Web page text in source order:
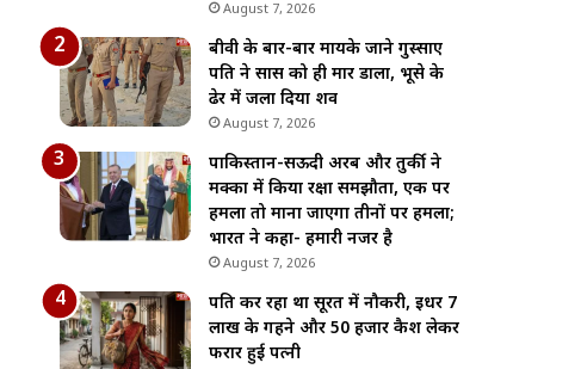
August 7, 2026
बीवी के बार-बार मायके जाने गुस्साए
पति ने सास को ही मार डाला, भूसे के
ढेर में जला दिया शव
August 7, 2026
पाकिस्तान-सऊदी अरब और तुर्की ने
मक्का में किया रक्षा समझौता, एक पर
हमला तो माना जाएगा तीनों पर हमला;
भारत ने कहा- हमारी नजर है
August 7, 2026
पति कर रहा था सूरत में नौकरी, इधर 7
लाख के गहने और 50 हजार कैश लेकर
फरार हुई पत्नी